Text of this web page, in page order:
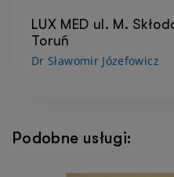
LUX MED ul. M.
Toruń
Dr Sławomir Józefowicz
Podobne usługi: